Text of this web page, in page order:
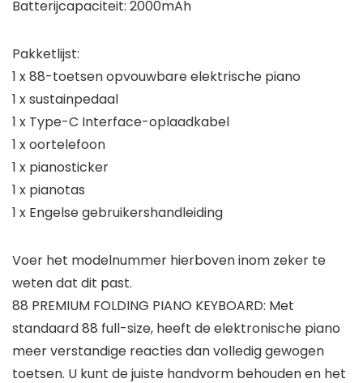
Batterijcapaciteit: 2000mAh
Pakketlijst:
1 x 88-toetsen opvouwbare elektrische piano
1 x sustainpedaal
1 x Type-C Interface-oplaadkabel
1 x oortelefoon
1 x pianosticker
1 x pianotas
1 x Engelse gebruikershandleiding
Voer het modelnummer hierboven inom zeker te
weten dat dit past.
88 PREMIUM FOLDING PIANO KEYBOARD: Met
standaard 88 full-size, heeft de elektronische piano
meer verstandige reacties dan volledig gewogen
toetsen. U kunt de juiste handvorm behouden en het